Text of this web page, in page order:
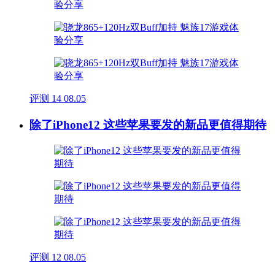
评测 14 08.05
除了iPhone12 这些苹果要发的新品更值得期待
评测 12 08.05